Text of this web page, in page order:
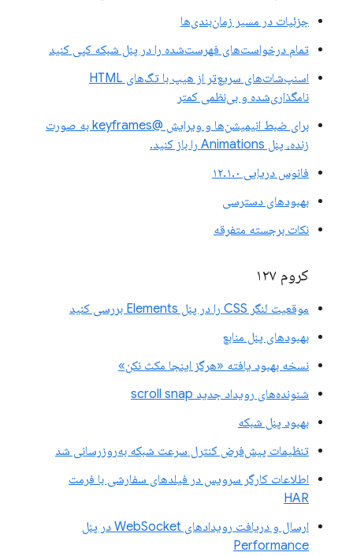
جزئیات در مسیر زمان‌بندی‌ها
تمام درخواست‌های فهرست‌شده را در پنل شبکه کپی کنید
اسنپ‌شات‌های سریع‌تر از هیپ با تگ‌های HTML
نامگذاری‌شده و بی‌نظمی کمتر
برای ضبط انیمیشن‌ها و ویرایش @keyframes به صورت
زنده، پنل Animations را باز کنید.
فانوس دریایی ۱۲.۱.۰
بهبودهای دسترسی
نکات برجسته متفرقه
کروم ۱۲۷
موقعیت لنگر CSS را در پنل Elements بررسی کنید
بهبودهای پنل منابع
نسخه بهبود یافته «هرگز اینجا مکث نکن»
شنونده‌های رویداد جدید scroll snap
بهبود پنل شبکه
تنظیمات پیش‌فرض کنترل سرعت شبکه به‌روزرسانی شد
اطلاعات کارگر سرویس در فیلدهای سفارشی با فرمت
HAR
ارسال و دریافت رویدادهای WebSocket در پنل
Performance